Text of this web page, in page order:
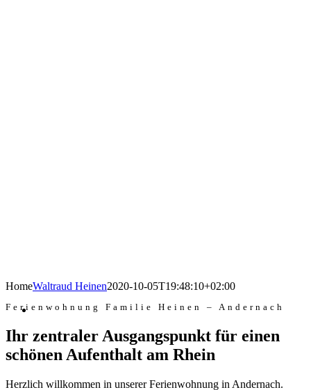
HomeWaltraud Heinen2020-10-05T19:48:10+02:00
Ferienwohnung Familie Heinen – Andernach
Ihr zentraler Ausgangspunkt für einen
schönen Aufenthalt am Rhein
Herzlich willkommen in unserer Ferienwohnung in Andernach.